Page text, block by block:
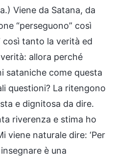
Viene da Satana, da
“perseguono” così
così tanto la verità ed
allora perché
sataniche come questa
questioni? La ritengono
e dignitosa da dire.
riverenza e stima ho
viene naturale dire: ‘Per
è una